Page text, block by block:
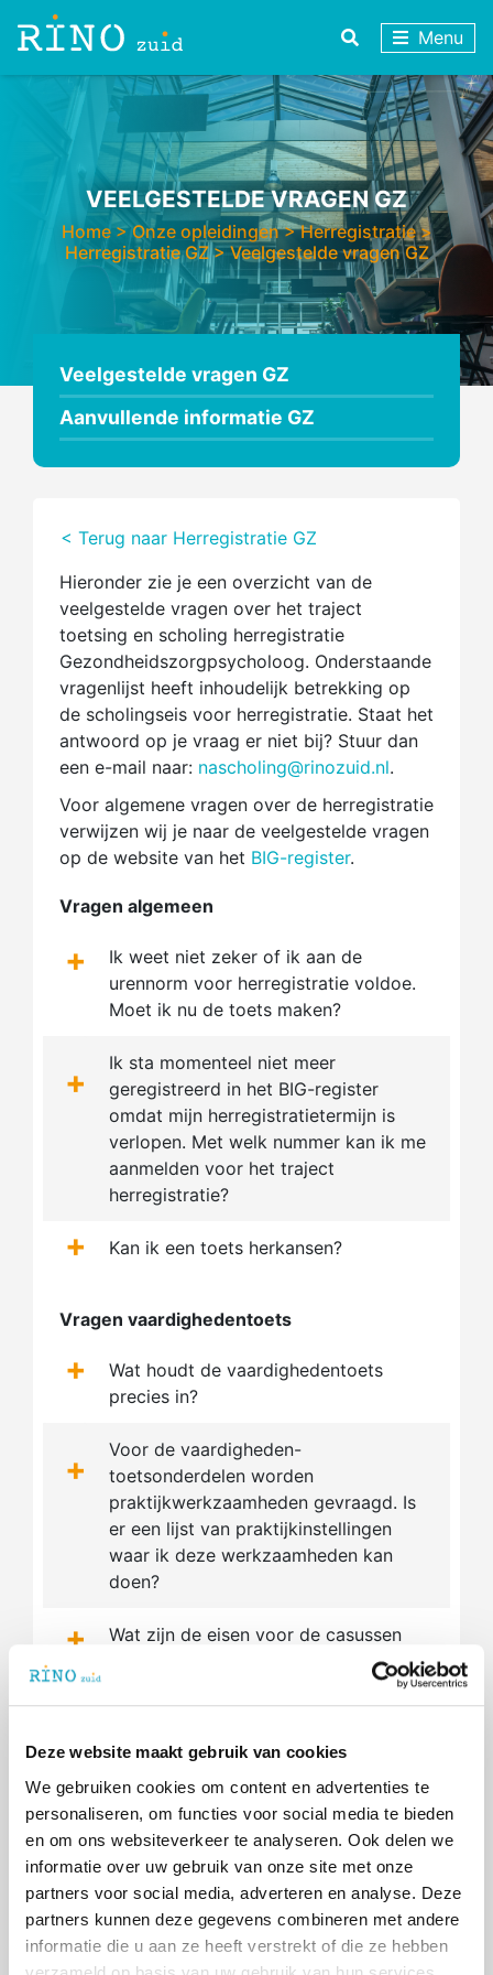
Deze website maakt gebruik van cookies
We gebruiken cookies om content en advertenties te
personaliseren, om functies voor social media te bieden
en om ons websiteverkeer te analyseren. Ook delen we
informatie over uw gebruik van onze site met onze
partners voor social media, adverteren en analyse. Deze
partners kunnen deze gegevens combineren met andere
informatie die u aan ze heeft verstrekt of die ze hebben
Menu
VEELGESTELDE VRAGEN GZ
Home>Onze opleidingen>Herregistratie>
Herregistratie GZ>Veelgestelde vragen GZ
Veelgestelde vragen GZ
Aanvullende informatie GZ
< Terug naar Herregistratie GZ
Hieronder zie je een overzicht van de
veelgestelde vragen over het traject
toetsing en scholing herregistratie
Gezondheidszorgpsycholoog. Onderstaande
vragenlijst heeft inhoudelijk betrekking op
de scholingseis voor herregistratie. Staat het
antwoord op je vraag er niet bij? Stuur dan
een e-mail naar: nascholing@rinozuid.nl.
Voor algemene vragen over de herregistratie
verwijzen wij je naar de veelgestelde vragen
op de website van het BIG-register.
Vragen algemeen
+
Ik weet niet zeker of ik aan de
urennorm voor herregistratie voldoe.
Moet ik nu de toets maken?
+
Ik sta momenteel niet meer
geregistreerd in het BIG-register
omdat mijn herregistratietermijn is
verlopen. Met welk nummer kan ik me
aanmelden voor het traject
herregistratie?
+ Kan ik een toets herkansen?
Vragen vaardighedentoets
+
Wat houdt de vaardighedentoets
precies in?
+
Voor de vaardigheden-
toetsonderdelen worden
praktijkwerkzaamheden gevraagd. Is
er een lijst van praktijkinstellingen
waar ik deze werkzaamheden kan
doen?
+
Wat zijn de eisen voor de casussen
van vaardigheden-toetsonderdelen
+
Ik kan geen erkende praktijkinstelling
vinden om mijn
praktijkwerkzaamheden voor de
vaardigheden-toetsonderdelen te
doen. Wat nu?
+
Ik heb twee cliënten gevonden die
aan de eisen voldoen voor mijn
vaardighedentoets Diagnostiek. Kan